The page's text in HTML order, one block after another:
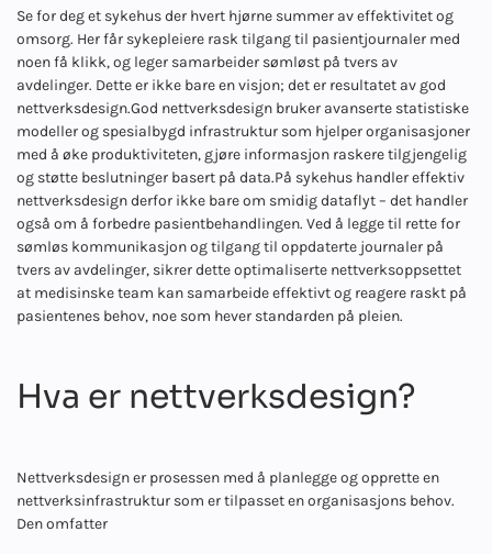
Se for deg et sykehus der hvert hjørne summer av effektivitet og
omsorg. Her får sykepleiere rask tilgang til pasientjournaler med
noen få klikk, og leger samarbeider sømløst på tvers av
avdelinger. Dette er ikke bare en visjon; det er resultatet av god
nettverksdesign.God nettverksdesign bruker avanserte statistiske
modeller og spesialbygd infrastruktur som hjelper organisasjoner
med å øke produktiviteten, gjøre informasjon raskere tilgjengelig
og støtte beslutninger basert på data.På sykehus handler effektiv
nettverksdesign derfor ikke bare om smidig dataflyt – det handler
også om å forbedre pasientbehandlingen. Ved å legge til rette for
sømløs kommunikasjon og tilgang til oppdaterte journaler på
tvers av avdelinger, sikrer dette optimaliserte nettverksoppsettet
at medisinske team kan samarbeide effektivt og reagere raskt på
pasientenes behov, noe som hever standarden på pleien.
Hva er nettverksdesign?
Nettverksdesign er prosessen med å planlegge og opprette en
nettverksinfrastruktur som er tilpasset en organisasjons behov.
Den omfatter